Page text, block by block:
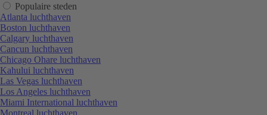
Populaire steden
Atlanta luchthaven
Boston luchthaven
Calgary luchthaven
Cancun luchthaven
Chicago Ohare luchthaven
Kahului luchthaven
Las Vegas luchthaven
Los Angeles luchthaven
Miami International luchthaven
Montreal luchthaven